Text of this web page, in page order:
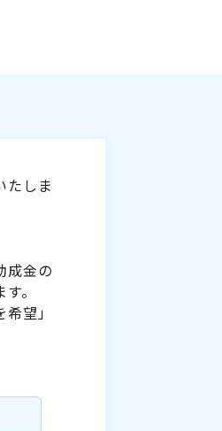
たしま
成金の
。
望」